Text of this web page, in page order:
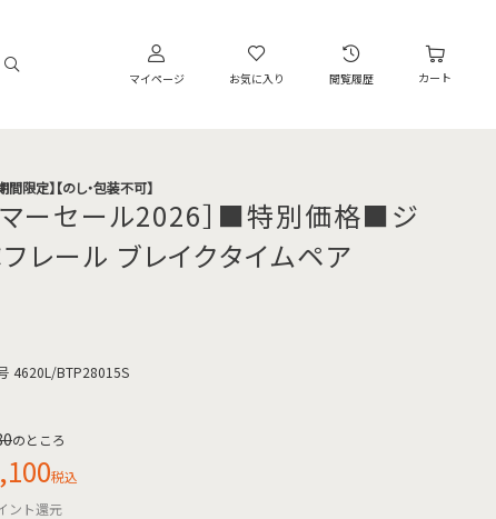
マイページ お気に入り 閲覧履歴 カート
間限定】【のし・包装不可】
マーセール2026］■特別価格■ジ
フレール ブレイクタイムペア
4620L/BTP28015S
のところ
税込
ント還元